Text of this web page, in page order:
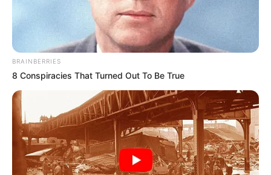
To Steamy To Stream? Not For The Bridgertons! 9
Must-See Scenes
BRAINBERRIES
BRAINBERRIES
8 Conspiracies That Turned Out To Be True